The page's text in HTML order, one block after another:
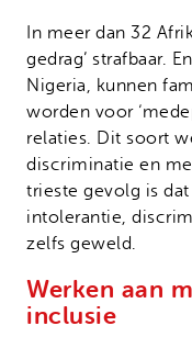
In meer dan 32
gedrag’ strafbaar.
Nigeria, kunnen
worden voor
relaties. Dit soort
discriminatie en
trieste gevolg is dat
intolerantie,
zelfs geweld.
Werken aan
inclusie